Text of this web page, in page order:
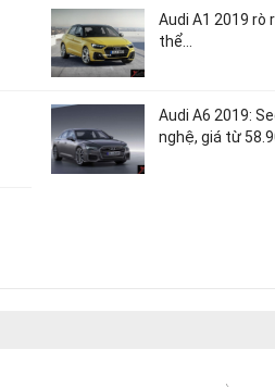
Audi A1 2019 rò
thể…
Audi A6 2019:
nghệ, giá từ